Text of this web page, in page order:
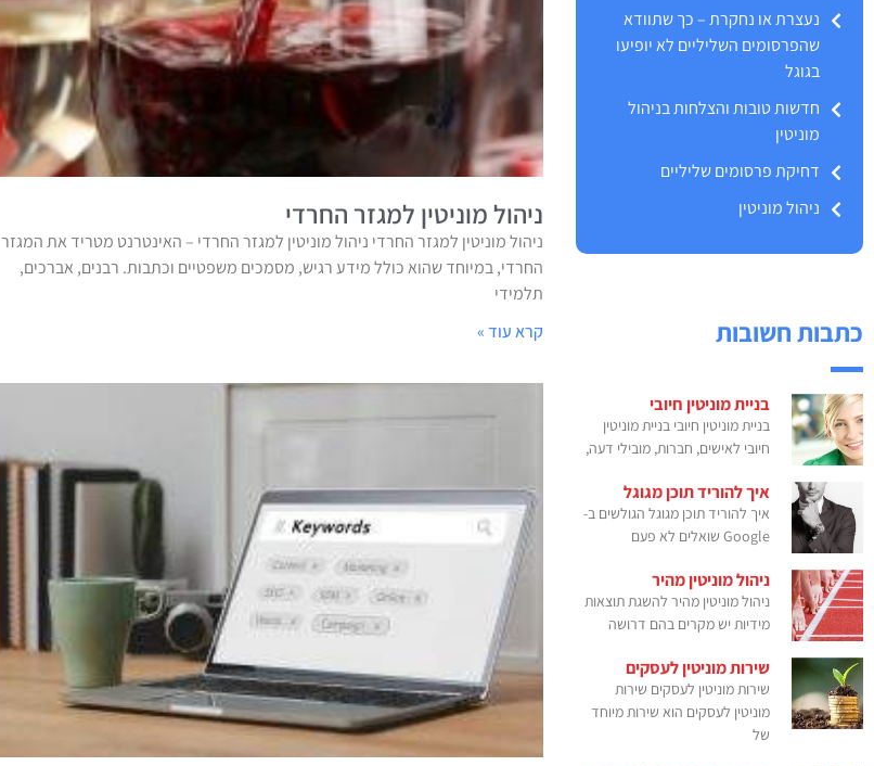
נעצרת או נחקרת – כך שתוודא
שהפרסומים השליליים לא יופיעו
בגוגל
חדשות טובות והצלחות בניהול
מוניטין
דחיקת פרסומים שליליים
ניהול מוניטין
כתבות חשובות
בניית מוניטין חיובי
בניית מוניטין חיובי בניית מוניטין
חיובי לאישים, חברות, מובילי דעה,
איך להוריד תוכן מגוגל
איך להוריד תוכן מגוגל הגולשים ב-
Google שואלים לא פעם
ניהול מוניטין מהיר
ניהול מוניטין מהיר להשגת תוצאות
מידיות יש מקרים בהם דרושה
שירות מוניטין לעסקים
שירות מוניטין לעסקים שירות
מוניטין לעסקים הוא שירות מיוחד
של
ניהול מוניטין למגזר החרדי
ניהול מוניטין למגזר החרדי ניהול מוניטין למגזר החרדי – האינטרנט מטריד את המגזר
החרדי, במיוחד שהוא כולל מידע רגיש, מסמכים משפטיים וכתבות. רבנים, אברכים,
תלמידי
קרא עוד »